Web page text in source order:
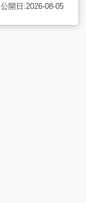
公開日:2026-08-05